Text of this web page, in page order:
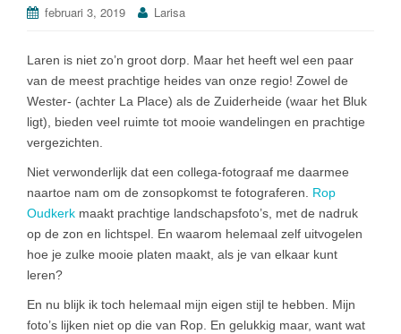
februari 3, 2019 Larisa
Laren is niet zo’n groot dorp. Maar het heeft wel een paar
van de meest prachtige heides van onze regio! Zowel de
Wester- (achter La Place) als de Zuiderheide (waar het Bluk
ligt), bieden veel ruimte tot mooie wandelingen en prachtige
vergezichten.
Niet verwonderlijk dat een collega-fotograaf me daarmee
naartoe nam om de zonsopkomst te fotograferen. Rop
Oudkerk maakt prachtige landschapsfoto’s, met de nadruk
op de zon en lichtspel. En waarom helemaal zelf uitvogelen
hoe je zulke mooie platen maakt, als je van elkaar kunt
leren?
En nu blijk ik toch helemaal mijn eigen stijl te hebben. Mijn
foto’s lijken niet op die van Rop. En gelukkig maar, want wat